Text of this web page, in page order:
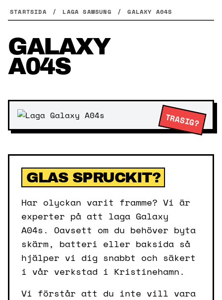
toSTARTSIDA / LAGA SAMSUNG / GALAXY A04S
GALAXY
A04S
TRASIG?
GLAS SPRUCKIT?
Har olyckan varit framme? Vi är
experter på att laga Galaxy
A04s. Oavsett om du behöver byta
skärm, batteri eller baksida så
hjälper vi dig snabbt och säkert
i vår verkstad i Kristinehamn.
Vi förstår att du inte vill vara